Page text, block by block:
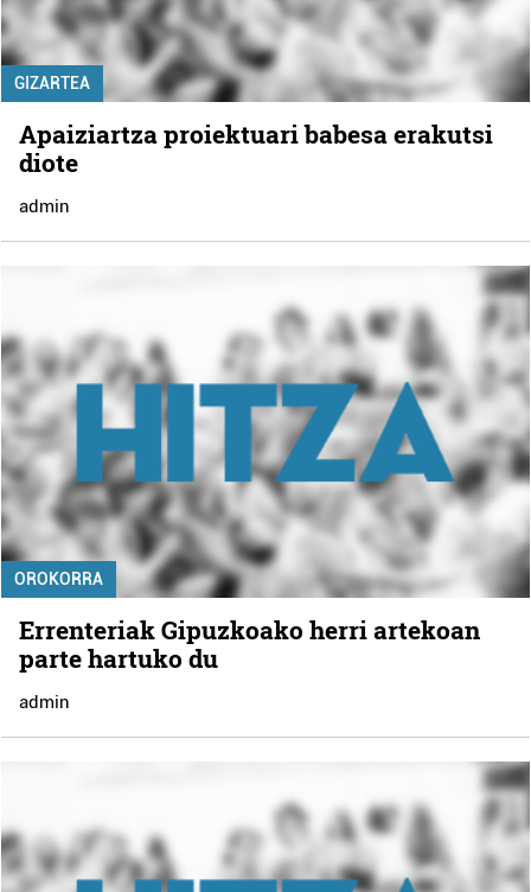
GIZARTEA
Apaiziartza proiektuari babesa erakutsi
diote
admin
OROKORRA
Errenteriak Gipuzkoako herri artekoan
parte hartuko du
admin